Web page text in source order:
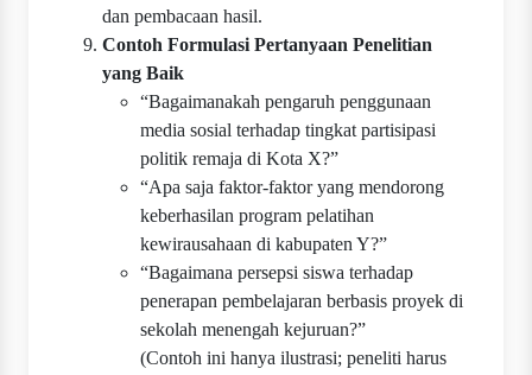
dan pembacaan hasil.
Contoh Formulasi Pertanyaan Penelitian
yang Baik
“Bagaimanakah pengaruh penggunaan
media sosial terhadap tingkat partisipasi
politik remaja di Kota X?”
“Apa saja faktor-faktor yang mendorong
keberhasilan program pelatihan
kewirausahaan di kabupaten Y?”
“Bagaimana persepsi siswa terhadap
penerapan pembelajaran berbasis proyek di
sekolah menengah kejuruan?”
(Contoh ini hanya ilustrasi; peneliti harus